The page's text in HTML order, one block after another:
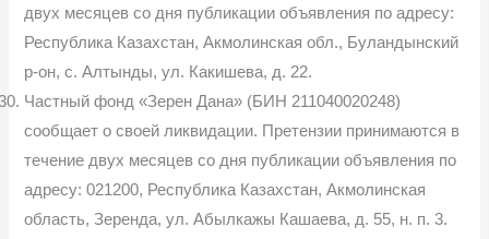
двух месяцев со дня публикации объявления по адресу:
Республика Казахстан, Акмолинская обл., Буландынский
р-он, с. Алтынды, ул. Какишева, д. 22.
Частный фонд «Зерен Дана» (БИН 211040020248)
сообщает о своей ликвидации. Претензии принимаются в
течение двух месяцев со дня публикации объявления по
адресу: 021200, Республика Казахстан, Акмолинская
область, Зеренда, ул. Абылкажы Кашаева, д. 55, н. п. 3.